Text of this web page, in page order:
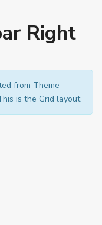
Right
from Theme
is the Grid layout.